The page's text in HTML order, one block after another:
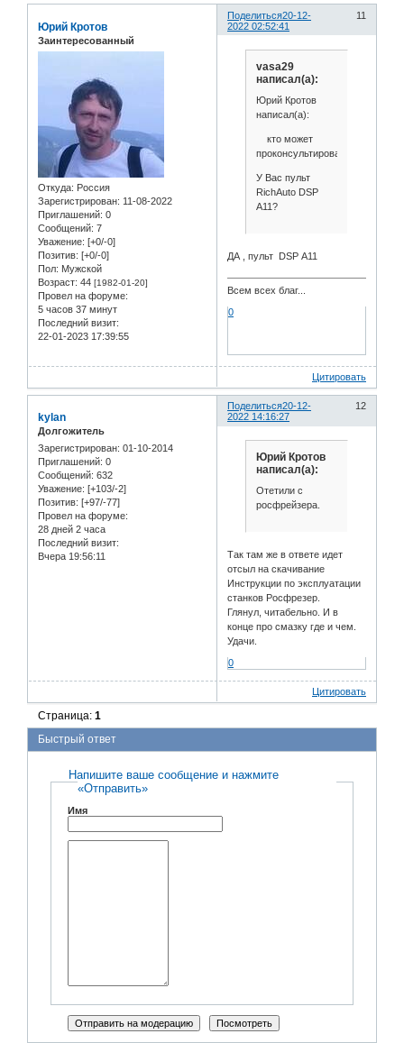
Поделиться 11
20-12-
2022 02:52:41
Юрий Кротов
Заинтересованный
Откуда: Россия
Зарегистрирован: 11-08-2022
Приглашений: 0
Сообщений: 7
Уважение: [+0/-0]
Позитив: [+0/-0]
Пол: Мужской
Возраст: 44 [1982-01-20]
Провел на форуме:
5 часов 37 минут
Последний визит:
22-01-2023 17:39:55
vasa29
написал(а):
Юрий Кротов
написал(а):
кто может
проконсультировать
У Вас пульт
RichAuto DSP
A11?
ДА , пульт DSP А11
Всем всех благ...
0
Цитировать
Поделиться 12
20-12-
2022 14:16:27
kylan
Долгожитель
Зарегистрирован: 01-10-2014
Приглашений: 0
Сообщений: 632
Уважение: [+103/-2]
Позитив: [+97/-77]
Провел на форуме:
28 дней 2 часа
Последний визит:
Вчера 19:56:11
Юрий Кротов
написал(а):
Отетили с
росфрейзера.
Так там же в ответе идет
отсыл на скачивание
Инструкции по эксплуатации
станков Росфрезер.
Глянул, читабельно. И в
конце про смазку где и чем.
Удачи.
0
Цитировать
Страница:1
Быстрый ответ
Напишите ваше сообщение и нажмите
«Отправить»
Имя